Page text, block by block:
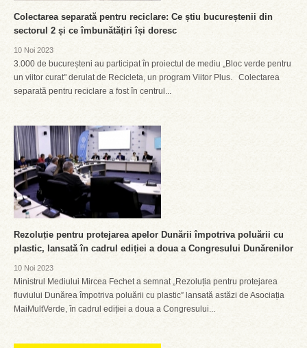
Colectarea separată pentru reciclare: Ce știu bucureștenii din
sectorul 2 și ce îmbunătățiri își doresc
10 Noi 2023
3.000 de bucureșteni au participat în proiectul de mediu „Bloc verde pentru
un viitor curat" derulat de Recicleta, un program Viitor Plus. Colectarea
separată pentru reciclare a fost în centrul...
Rezoluție pentru protejarea apelor Dunării împotriva poluării cu
plastic, lansată în cadrul ediției a doua a Congresului Dunărenilor
10 Noi 2023
Ministrul Mediului Mircea Fechet a semnat „Rezoluția pentru protejarea
fluviului Dunărea împotriva poluării cu plastic” lansată astăzi de Asociația
MaiMultVerde, în cadrul ediției a doua a Congresului...